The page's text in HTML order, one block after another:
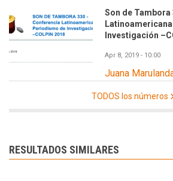
Son de
Investigación
Apr 8, 2019 - 10:00
Juana
TODOS los números
RESULTADOS SIMILARES